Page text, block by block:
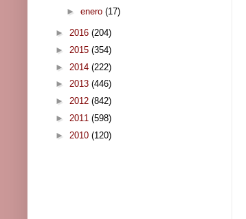
► enero (17)
► 2016 (204)
► 2015 (354)
► 2014 (222)
► 2013 (446)
► 2012 (842)
► 2011 (598)
► 2010 (120)